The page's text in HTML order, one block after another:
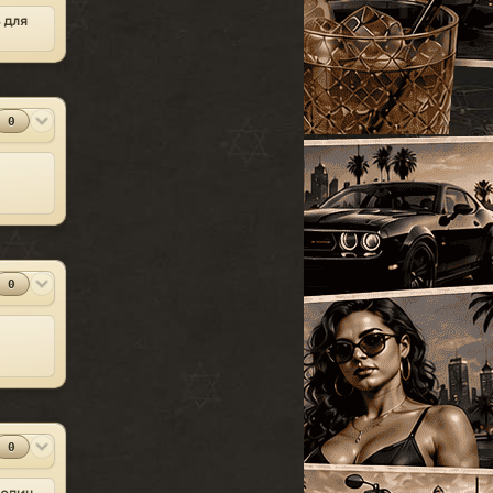
для
0
0
0